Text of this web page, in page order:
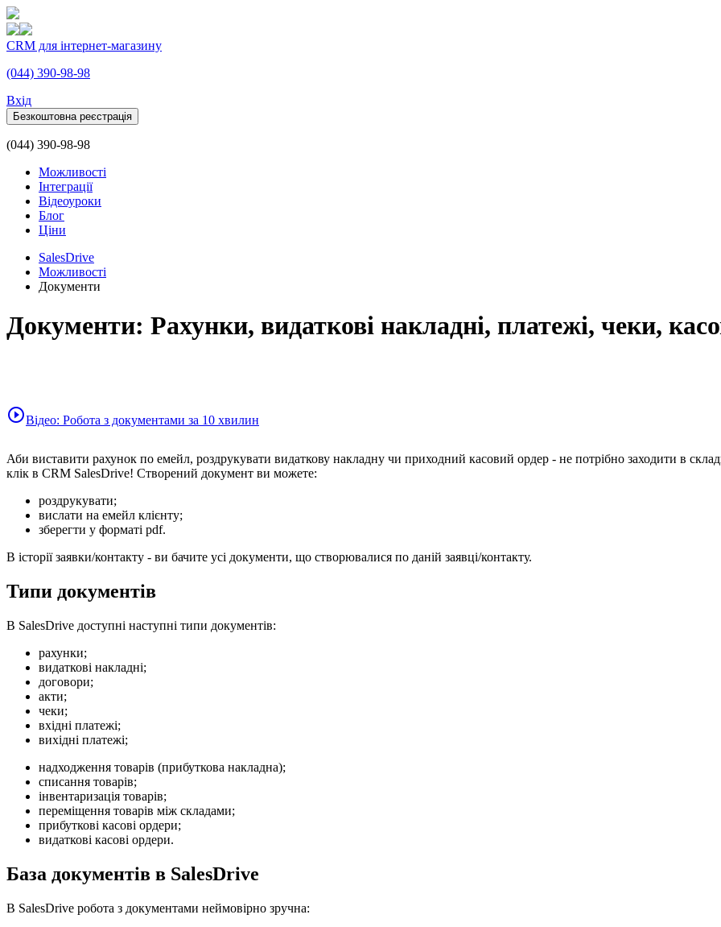
CRM для інтернет-магазину
(044) 390-98-98
Вхiд
Безкоштовна реєстрація
(044) 390-98-98
Можливості
Інтеграції
Відеоуроки
Блог
Ціни
SalesDrive
Можливості
Документи
Документи: Рахунки, видаткові накладні, платежі, чеки,
play_circle_outlineВідео: Робота з документами за 10 хвилин
Аби виставити рахунок по емейл, роздрукувати видаткову накладну чи приходний касовий ордер - не потрібно заходити в
клік в CRM SalesDrive! Створений документ ви можете:
роздрукувати;
вислати на емейл клієнту;
зберегти у форматі pdf.
В історії заявки/контакту - ви бачите усі документи, що створювалися по даній заявці/контакту.
Типи документів
В SalesDrive доступні наступні типи документів:
рахунки;
видаткові накладні;
договори;
акти;
чеки;
вхідні платежі;
вихідні платежі;
надходження товарів (прибуткова накладна);
списання товарів;
інвентаризація товарів;
переміщення товарів між складами;
прибуткові касові ордери;
видаткові касові ордери.
База документів в SalesDrive
В SalesDrive робота з документами неймовірно зручна: